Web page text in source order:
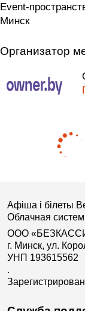
Event-
Минск
Организатор
Афіша і білеты
Облачная
ООО
г. Минск, ул.
УНП 193615562
.